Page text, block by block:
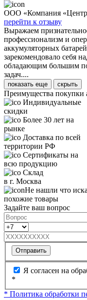
ООО «Компания «Центр
перейти к отзыву
Выражаем
профессионализм и
аккумуляторных
зарекомендовало себя
обладающим большим
задач....
показать еще скрыть
Преимущества покупки
Индивидуальные
скидки
Более 30 лет на
рынке
Доставка по всей
территории РФ
Сертификаты на
всю продукцию
Склад
в г. Москва
Не нашли что
похожие товары
Задайте ваш вопрос
Отправить
Я согласен на обработку моих персональных данных
*
* Политика обработки